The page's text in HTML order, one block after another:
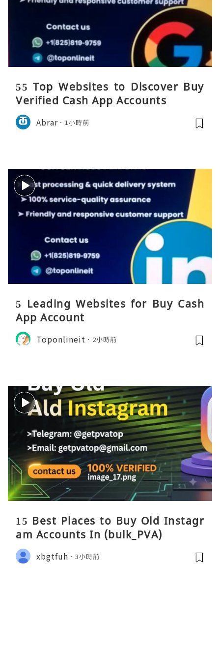
55 Top Websites to Discover Buy
Verified Cash App Accounts
Abrar 1小時前
5 Leading Websites for Buy Cash
App Account
Toponlineit 2小時前
15 Best Places to Buy Old Instagr
am Accounts In (bulk_PVA)
xbgtfuh 3小時前